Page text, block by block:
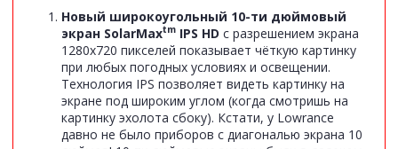
Новый широкоугольный 10-ти дюймовый
экран SolarMaxtm IPS HD с разрешением экрана
1280х720 пикселей показывает чёткую картинку
при любых погодных условиях и освещении.
Технология IPS позволяет видеть картинку на
экране под широким углом (когда смотришь на
картинку эхолота сбоку). Кстати, у Lowrance
давно не было приборов с диагональю экрана 10